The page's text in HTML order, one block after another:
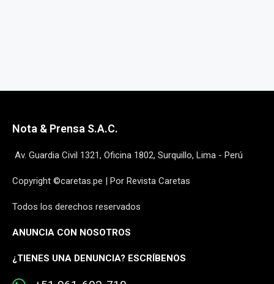
Nota & Prensa S.A.C.
Av. Guardia Civil 1321, Oficina 1802, Surquillo, Lima - Perú
Copyright ©caretas.pe | Por Revista Caretas
Todos los derechos reservados
ANUNCIA CON NOSOTROS
¿TIENES UNA DENUNCIA? ESCRÍBENOS